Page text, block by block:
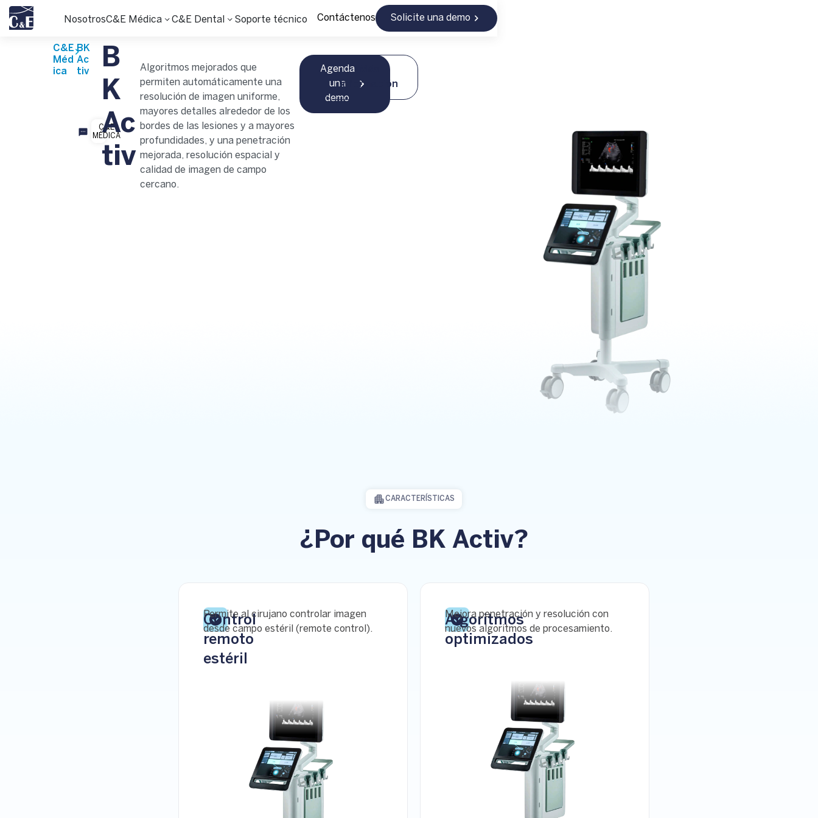
NosotrosC&E Médica C&E Dental Soporte técnico Contáctenos Solicite una demo
C&E
Méd
ica
BK
Ac
tiv
C&E
MÉDICA
B
K
Ac
tiv
Algoritmos mejorados que
permiten automáticamente una
resolución de imagen uniforme,
mayores detalles alrededor de los
bordes de las lesiones y a mayores
profundidades, y una penetración
mejorada, resolución espacial y
calidad de imagen de campo
cercano.
Agenda
una
demo
información
CARACTERÍSTICAS
¿Por qué BK Activ?
Control
remoto
estéril
Permite al cirujano controlar imagen
desde campo estéril (remote control).
Algoritmos
optimizados
Mejora penetración y resolución con
nuevos algoritmos de procesamiento.